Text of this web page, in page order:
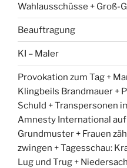
Wahlausschüsse + Groß-
Beauftragung
KI – Maler
Provokation zum Tag +
Klingbeils Brandmauer +
Schuld + Transpersonen
Amnesty International
Grundmuster + Frauen
zwingen + Tagesschau:
Lug und Trug +